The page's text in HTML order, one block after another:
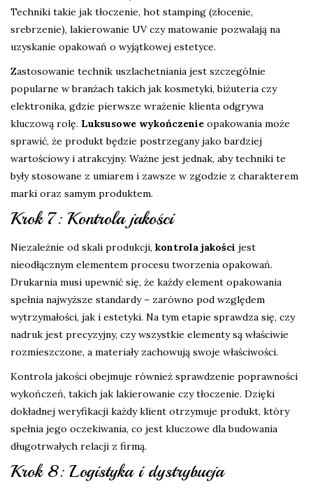
Techniki takie jak tłoczenie, hot stamping (złocenie,
srebrzenie), lakierowanie UV czy matowanie pozwalają na
uzyskanie opakowań o wyjątkowej estetyce.
Zastosowanie technik uszlachetniania jest szczególnie
popularne w branżach takich jak kosmetyki, biżuteria czy
elektronika, gdzie pierwsze wrażenie klienta odgrywa
kluczową rolę. Luksusowe wykończenie opakowania może
sprawić, że produkt będzie postrzegany jako bardziej
wartościowy i atrakcyjny. Ważne jest jednak, aby techniki te
były stosowane z umiarem i zawsze w zgodzie z charakterem
marki oraz samym produktem.
Krok 7: Kontrola jakości
Niezależnie od skali produkcji, kontrola jakości jest
nieodłącznym elementem procesu tworzenia opakowań.
Drukarnia musi upewnić się, że każdy element opakowania
spełnia najwyższe standardy – zarówno pod względem
wytrzymałości, jak i estetyki. Na tym etapie sprawdza się, czy
nadruk jest precyzyjny, czy wszystkie elementy są właściwie
rozmieszczone, a materiały zachowują swoje właściwości.
Kontrola jakości obejmuje również sprawdzenie poprawności
wykończeń, takich jak lakierowanie czy tłoczenie. Dzięki
dokładnej weryfikacji każdy klient otrzymuje produkt, który
spełnia jego oczekiwania, co jest kluczowe dla budowania
długotrwałych relacji z firmą.
Krok 8: Logistyka i dystrybucja